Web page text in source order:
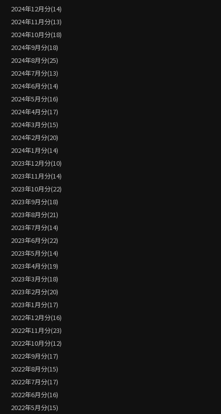
2024年12月分(14)
2024年11月分(13)
2024年10月分(18)
2024年9月分(18)
2024年8月分(25)
2024年7月分(13)
2024年6月分(14)
2024年5月分(16)
2024年4月分(17)
2024年3月分(15)
2024年2月分(20)
2024年1月分(14)
2023年12月分(10)
2023年11月分(14)
2023年10月分(22)
2023年9月分(18)
2023年8月分(21)
2023年7月分(14)
2023年6月分(22)
2023年5月分(14)
2023年4月分(19)
2023年3月分(18)
2023年2月分(20)
2023年1月分(17)
2022年12月分(16)
2022年11月分(23)
2022年10月分(12)
2022年9月分(17)
2022年8月分(15)
2022年7月分(17)
2022年6月分(16)
2022年5月分(15)